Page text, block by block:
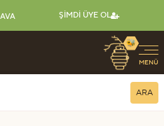
ŞIMDI ÜYE OL
🐝
MENÜ
ARA